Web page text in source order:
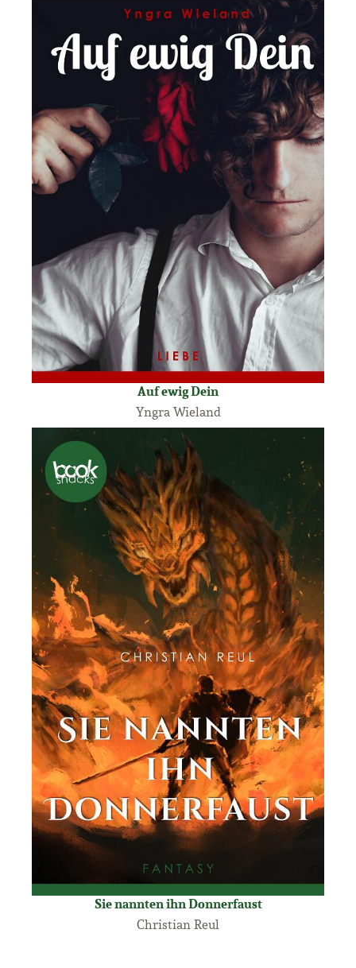
Auf ewig Dein
Yngra Wieland
Sie nannten ihn Donnerfaust
Christian Reul